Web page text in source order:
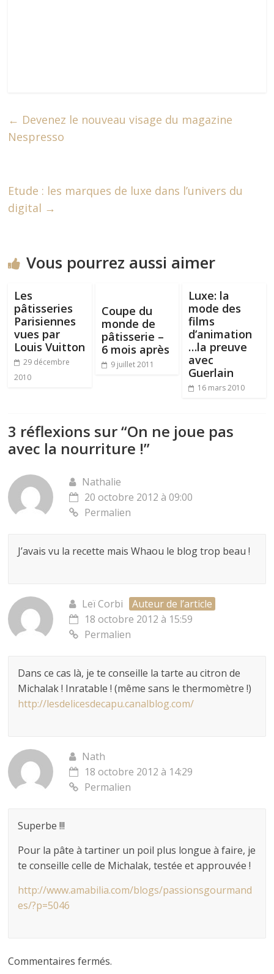
← Devenez le nouveau visage du magazine
Nespresso
Etude : les marques de luxe dans l’univers du
digital →
Vous pourrez aussi aimer
Les
pâtisseries
Parisiennes
vues par
Louis Vuitton
29 décembre
2010
Coupe du
monde de
pâtisserie –
6 mois après
9 juillet 2011
Luxe: la
mode des
films
d’animation
…la preuve
avec
Guerlain
16 mars 2010
3 réflexions sur “On ne joue pas
avec la nourriture !”
Nathalie
20 octobre 2012 à 09:00
Permalien
J’avais vu la recette mais Whaou le blog trop beau !
Leï Corbi
Auteur de l’article
18 octobre 2012 à 15:59
Permalien
Dans ce cas là, je te conseille la tarte au citron de
Michalak ! Inratable ! (même sans le thermomètre !)
http://lesdelicesdecapu.canalblog.com/
Nath
18 octobre 2012 à 14:29
Permalien
Superbe !!!
Pour la pâte à tartiner un poil plus longue à faire, je
te conseille celle de Michalak, testée et approuvée !
http://www.amabilia.com/blogs/passionsgourmand
es/?p=5046
Commentaires fermés.